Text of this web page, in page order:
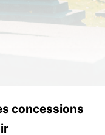
concessions